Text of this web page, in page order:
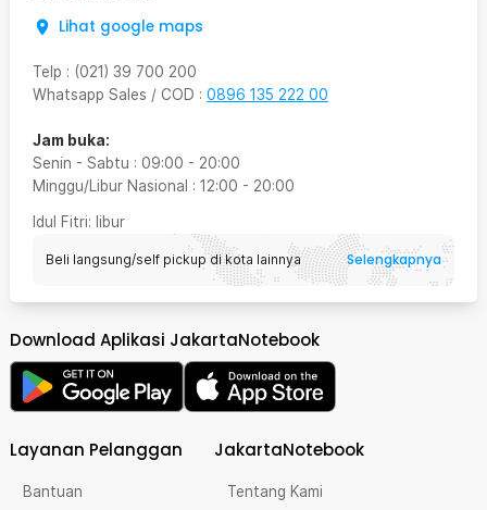
Lihat google maps
Telp : (021) 39 700 200
Whatsapp Sales / COD : 0896 135 222 00
Jam buka:
Senin - Sabtu : 09:00 - 20:00
Minggu/Libur Nasional : 12:00 - 20:00
Idul Fitri: libur
Beli langsung/self pickup di kota lainnya Selengkapnya
Download Aplikasi JakartaNotebook
Layanan Pelanggan
Bantuan
JakartaNotebook
Tentang Kami